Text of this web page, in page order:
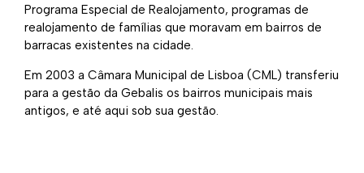
Programa Especial de Realojamento, programas de
realojamento de famílias que moravam em bairros de
barracas existentes na cidade.
Em 2003 a Câmara Municipal de Lisboa (CML) transferiu
para a gestão da Gebalis os bairros municipais mais
antigos, e até aqui sob sua gestão.